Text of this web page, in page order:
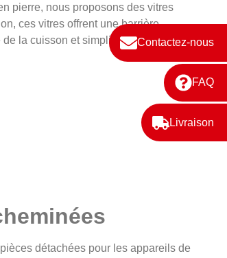
Contactez-nous
FAQ
Livraison
pierre, nous proposons des vitres
ces vitres offrent une barrière
la cuisson et simplifient l'entretien
détachées pour les appareils de